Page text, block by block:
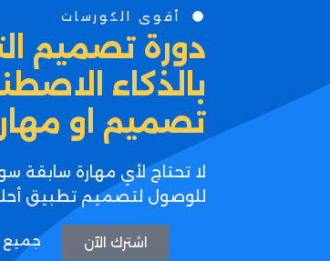
أقوى الكورسات
دورة تصميم
بالذكاء
تصميم او
لا تحتاج لأي مهارة سابقة
للوصول لتصميم تطبيق
اشترك الآن جميع